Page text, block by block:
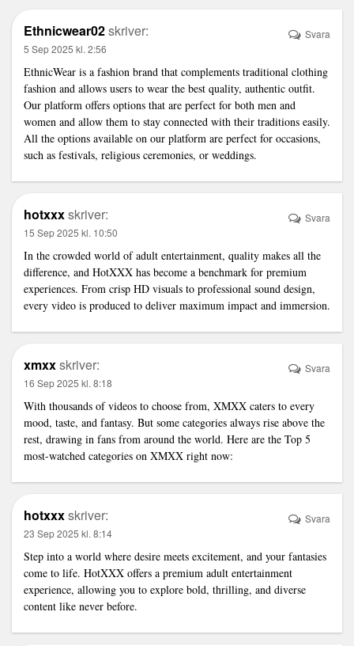
Ethnicwear02skriver:
5 Sep 2025 kl. 2:56
EthnicWear is a fashion brand that complements traditional clothing
fashion and allows users to wear the best quality, authentic outfit.
Our platform offers options that are perfect for both men and
women and allow them to stay connected with their traditions easily.
All the options available on our platform are perfect for occasions,
such as festivals, religious ceremonies, or weddings.
Svara
hotxxxskriver:
15 Sep 2025 kl. 10:50
In the crowded world of adult entertainment, quality makes all the
difference, and HotXXX has become a benchmark for premium
experiences. From crisp HD visuals to professional sound design,
every video is produced to deliver maximum impact and immersion.
Svara
xmxxskriver:
16 Sep 2025 kl. 8:18
With thousands of videos to choose from, XMXX caters to every
mood, taste, and fantasy. But some categories always rise above the
rest, drawing in fans from around the world. Here are the Top 5
most-watched categories on XMXX right now:
Svara
hotxxxskriver:
23 Sep 2025 kl. 8:14
Step into a world where desire meets excitement, and your fantasies
come to life. HotXXX offers a premium adult entertainment
experience, allowing you to explore bold, thrilling, and diverse
content like never before.
Svara